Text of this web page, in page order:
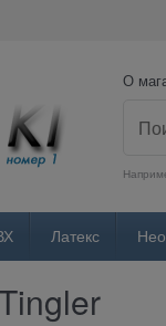
О
Латекс